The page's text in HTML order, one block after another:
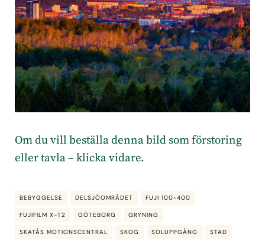
Om du vill beställa denna bild som förstoring
eller tavla – klicka vidare.
BEBYGGELSE DELSJÖOMRÅDET FUJI 100-400
FUJIFILM X-T2 GÖTEBORG GRYNING
SKATÅS MOTIONSCENTRAL SKOG SOLUPPGÅNG STAD